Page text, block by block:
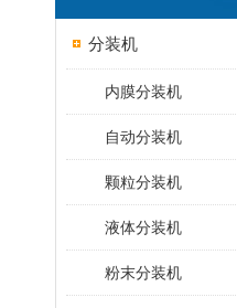
分装机
内膜分装机
自动分装机
颗粒分装机
液体分装机
粉末分装机